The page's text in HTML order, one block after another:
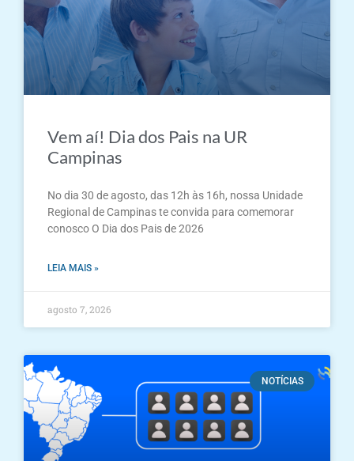
Vem aí! Dia dos Pais na UR
Campinas
No dia 30 de agosto, das 12h às 16h, nossa Unidade
Regional de Campinas te convida para comemorar
conosco O Dia dos Pais de 2026
LEIA MAIS »
agosto 7, 2026
NOTÍCIAS